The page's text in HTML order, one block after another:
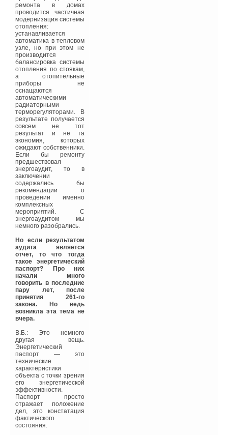
ремонта в домах
проводится частичная
модернизация системы
отопления:
устанавливается
автоматика в тепловом
узле, но при этом не
производится
балансировка системы
отопления по стоякам,
а отопительные
приборы не
оснащаются
автоматическими
радиаторными
терморегуляторами. В
результате получается
совсем не тот
результат и не та
экономия, которых
ожидают собственники.
Если бы ремонту
предшествовал
энергоаудит, то в
заключении
содержались бы
рекомендации о
проведении именно
комплексных
мероприятий. С
энергоаудитом мы
немного разобрались.
Но если результатом
аудита является
отчет, то что тогда
такое энергетический
паспорт? Про них
начали много
говорить в последние
пару лет, после
принятия 261-го
закона. Но ведь
возникла эта тема не
вчера.
В.Б.: Это немного
другая вещь.
Энергетический
паспорт — это
технические
характеристики
объекта с точки зрения
его энергетической
эффективности.
Паспорт просто
отражает положение
дел, это констатация
фактического
состояния.
учитывающий
воздействие
климатических факторов
на тепловой баланс
здания; N2 —
показатель тепловой
эффективности,
определяющий
теплозащитные
свойства наружных
ограждающих
конструкций; N3 —
показатель тепловой
эффективности,
определяющий
оптимальность выбора
показателей
внутридомового
инженерного
оборудования.
При этом максимальный
показатель тепловой
эффективности
достигается при N = 1, в
таких зданиях
отмечаются
минимальные потери
тепла, что позволяет не
только экономить
инвестиционные
капиталы (за счет
подобранного по
мощности инженерного
оборудования), но и
сократить до минимума
эксплуатационные
расходы на отопление,
вентиляцию, водо- и
электроснабжение.
Оценить правильность
выбранного решения с
финансовой точки
простой окупаемости,
дающие возможность
определить
эффективность
капиталовложений:
Инвестиция = Срок
окупаемости Экономия
Обычно принято
рассчитывать граничные
пределы сроков
окупаемости при
минимальных и